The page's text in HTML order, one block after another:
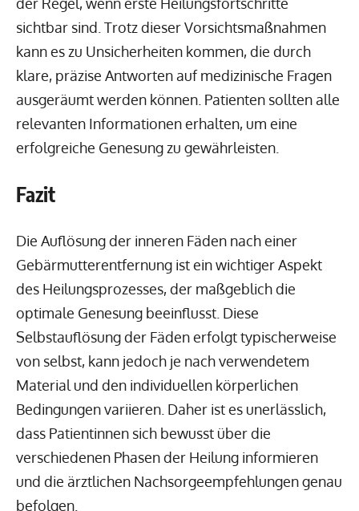
sichtbar sind. Trotz dieser Vorsichtsmaßnahmen
kann es zu Unsicherheiten kommen, die durch
klare, präzise Antworten auf medizinische Fragen
ausgeräumt werden können. Patienten sollten alle
relevanten Informationen erhalten, um eine
erfolgreiche Genesung zu gewährleisten.
Fazit
Die Auflösung der inneren Fäden nach einer
Gebärmutterentfernung ist ein wichtiger Aspekt
des Heilungsprozesses, der maßgeblich die
optimale Genesung beeinflusst. Diese
Selbstauflösung der Fäden erfolgt typischerweise
von selbst, kann jedoch je nach verwendetem
Material und den individuellen körperlichen
Bedingungen variieren. Daher ist es unerlässlich,
dass Patientinnen sich bewusst über die
verschiedenen Phasen der Heilung informieren
und die ärztlichen Nachsorgeempfehlungen genau
befolgen.